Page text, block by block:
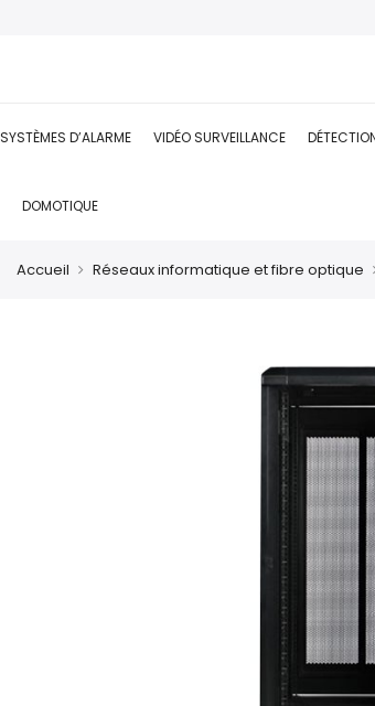
SYSTÈMES D’ALARME VIDÉO SURVEILLANCE
DOMOTIQUE
Accueil Réseaux informatique et fibre optique